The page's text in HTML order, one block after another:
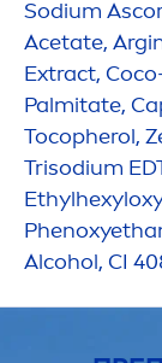
Sodium
Acetate,
Extract,
Palmitate,
Tocopherol,
Trisodium
Alcohol, CI